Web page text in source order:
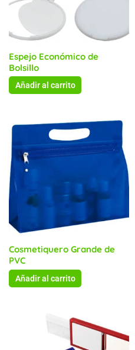
Espejo Económico de
Bolsillo
Añadir al carrito
Cosmetiquero Grande de
PVC
Añadir al carrito